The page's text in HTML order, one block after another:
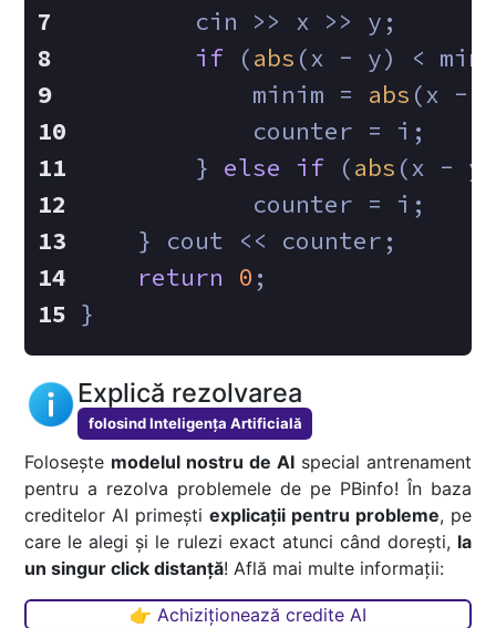
        cin >> x >> y;
if (abs (x - y) <
            minim =
abs (x -
            counter = i;
        }
else if (abs (x -
            counter = i;
    } cout << counter;
return
0 ;
}
Explică rezolvarea
folosind Inteligența Artificială
Folosește modelul nostru de AIspecial antrenament
pentru a rezolva problemele de pe PBinfo! În baza
creditelor AI primești explicații pentru probleme, pe
care le alegi și le rulezi exact atunci când dorești, la
un singur click distanță! Află mai multe informații:
👉 Achiziționează credite AI